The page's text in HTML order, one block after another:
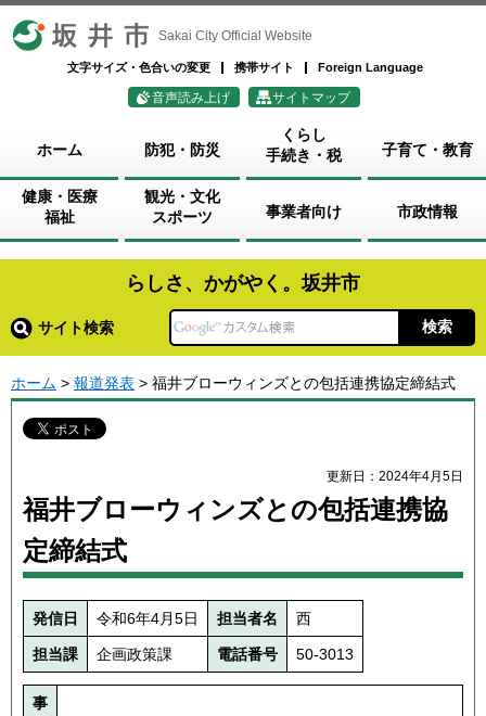
坂井市 Sakai City Official Website
文字サイズ・色合いの変更 携帯サイト Foreign Language
音声読み上げ サイトマップ
ホーム 防犯・防災
くらし
手続き・税
子育て・教育
健康・医療
福祉
観光・文化
スポーツ
事業者向け 市政情報
らしさ、かがやく。坂井市
サイト検索
ホーム > 報道発表 > 福井ブローウィンズとの包括連携協定締結式
更新日：2024年4月5日
福井ブローウィンズとの包括連携協
定締結式
発信日 令和6年4月5日 担当者名 西
担当課 企画政策課 電話番号 50-3013
事